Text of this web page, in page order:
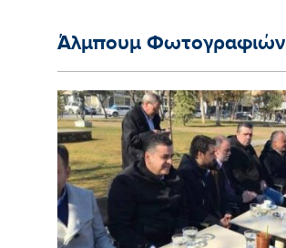
Άλμπουμ Φωτογραφιών